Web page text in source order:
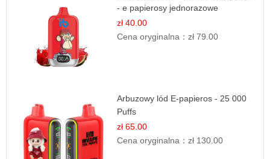
- e papierosy jednorazowe
zł 40.00
Cena oryginalna：zł 79.00
Arbuzowy lód E-papieros - 25 000
Puffs
zł 65.00
Cena oryginalna：zł 130.00